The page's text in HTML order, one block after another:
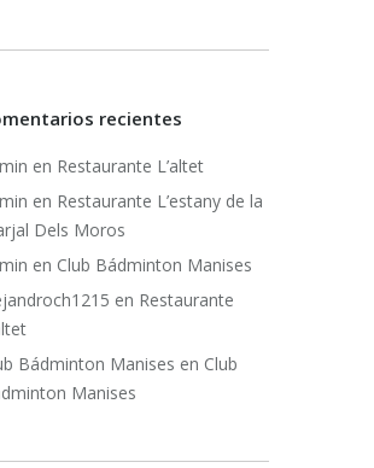
recientes
en Restaurante L’altet
en Restaurante L’estany de la
Dels Moros
en Club Bádminton Manises
en Restaurante
Bádminton Manises en Club
Manises